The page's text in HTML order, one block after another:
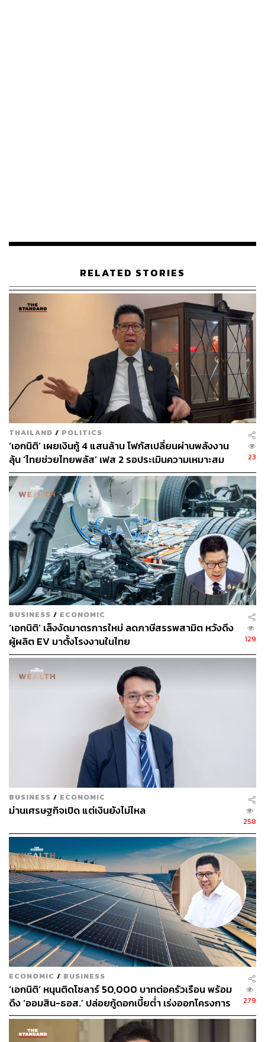
TAGS: ซื้อหนี้ประชาชน
เศรษฐกิจไทย
THE STANDARD ECONOMIC FORUM 2025
เกษตรกร
AMC
THE STANDARD ECONOMIC FORUM
รัฐมนตรีว่าการกระทรวงการคลัง
SAM
บริษัทบริหารสินทรัพย์
259
ABOUT THE AUTHOR
ปวริศ อำนวยพรไพศาล
Content Creator สำนักข่าว THE
STANDARD WEALTH
RELATED STORIES
THAILAND / POLITICS
‘เอกนิติ’ เผยเงินกู้ 4 แสนล้าน โฟกัสเปลี่ยนผ่านพลังงาน
ลุ้น ‘ไทยช่วยไทยพลัส’ เฟส 2 รอประเมินความเหมาะสม
23
BUSINESS / ECONOMIC
‘เอกนิติ’ เล็งงัดมาตรการใหม่ ลดภาษีสรรพสามิต หวังดึง
ผู้ผลิต EV มาตั้งโรงงานในไทย
129
BUSINESS / ECONOMIC
ม่านเศรษฐกิจเปิด แต่เงินยังไม่ไหล
258
ECONOMIC / BUSINESS
‘เอกนิติ’ หนุนติดโซลาร์ 50,000 บาทต่อครัวเรือน พร้อม
ดึง ‘ออมสิน-ธอส.’ ปล่อยกู้ดอกเบี้ยต่ำ เร่งออกโครงการ
ภายใน 1 เดือน
279